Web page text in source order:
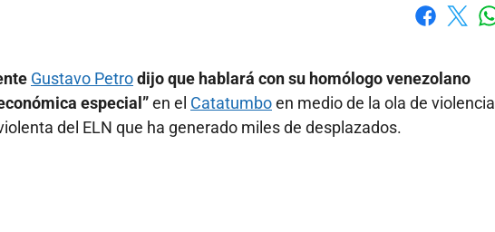
Gustavo Petrodijo que hablará con su homólogo venezolano
especial”en el Catatumboen medio de la ola de violencia
del ELN que ha generado miles de desplazados.